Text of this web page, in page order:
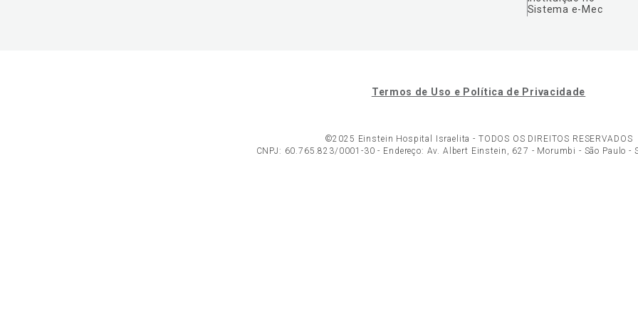
Sistema e-Mec
Termos de Uso e Política de Privacidade
©2025 Einstein Hospital Israelita - TODOS OS DIREITOS RESERVADOS
CNPJ: 60.765.823/0001-30 - Endereço: Av. Albert Einstein, 627 - Morumbi - São Paulo -